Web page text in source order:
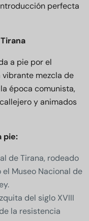
perfecta
a pie por el
vibrante mezcla de
época comunista,
y animados
pie:
de Tirana, rodeado
Museo Nacional de
del siglo XVIII
la resistencia